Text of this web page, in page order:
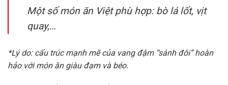
Một số món ăn Việt phù hợp: bò lá lốt, vịt
quay,…
*Lý do: cấu trúc mạnh mẽ của vang đậm “sánh đôi” hoàn
hảo với món ăn giàu đạm và béo.